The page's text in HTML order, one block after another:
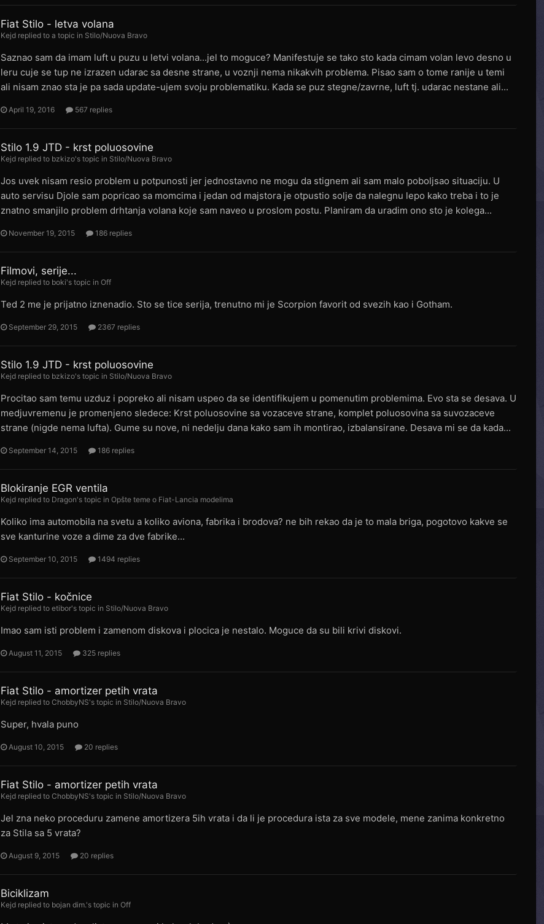
Fiat Stilo - letva volana
Kejd replied to a topic in Stilo/Nuova Bravo
Saznao sam da imam luft u puzu u letvi volana...jel to moguce? Manifestuje se tako sto kada cimam volan levo desno u
leru cuje se tup ne izrazen udarac sa desne strane, u voznji nema nikakvih problema. Pisao sam o tome ranije u temi
ali nisam znao sta je pa sada update-ujem svoju problematiku. Kada se puz stegne/zavrne, luft tj. udarac nestane ali...
April 19, 2016 567 replies
Stilo 1.9 JTD - krst poluosovine
Kejd replied to bzkizo's topic in Stilo/Nuova Bravo
Jos uvek nisam resio problem u potpunosti jer jednostavno ne mogu da stignem ali sam malo poboljsao situaciju. U
auto servisu Djole sam popricao sa momcima i jedan od majstora je otpustio solje da nalegnu lepo kako treba i to je
znatno smanjilo problem drhtanja volana koje sam naveo u proslom postu. Planiram da uradim ono sto je kolega...
November 19, 2015 186 replies
Filmovi, serije...
Kejd replied to boki's topic inOff
Ted 2 me je prijatno iznenadio. Sto se tice serija, trenutno mi je Scorpion favorit od svezih kao i Gotham.
September 29, 2015 2367 replies
Stilo 1.9 JTD - krst poluosovine
Kejd replied to bzkizo's topic in Stilo/Nuova Bravo
Procitao sam temu uzduz i popreko ali nisam uspeo da se identifikujem u pomenutim problemima. Evo sta se desava. U
medjuvremenu je promenjeno sledece: Krst poluosovine sa vozaceve strane, komplet poluosovina sa suvozaceve
strane (nigde nema lufta). Gume su nove, ni nedelju dana kako sam ih montirao, izbalansirane. Desava mi se da kada...
September 14, 2015 186 replies
Blokiranje EGR ventila
Kejd replied to Dragon's topic inOpšte teme o Fiat-Lancia modelima
Koliko ima automobila na svetu a koliko aviona, fabrika i brodova? ne bih rekao da je to mala briga, pogotovo kakve se
sve kanturine voze a dime za dve fabrike...
September 10, 2015 1494 replies
Fiat Stilo - kočnice
Kejd replied toetibor's topic in Stilo/Nuova Bravo
Imao sam isti problem i zamenom diskova i plocica je nestalo. Moguce da su bili krivi diskovi.
August 11, 2015 325 replies
Fiat Stilo - amortizer petih vrata
Kejd replied toChobbyNS's topic in Stilo/Nuova Bravo
Super, hvala puno
August 10, 2015 20 replies
Fiat Stilo - amortizer petih vrata
Kejd replied toChobbyNS's topic in Stilo/Nuova Bravo
Jel zna neko proceduru zamene amortizera 5ih vrata i da li je procedura ista za sve modele, mene zanima konkretno
za Stila sa 5 vrata?
August 9, 2015 20 replies
Biciklizam
Kejd replied to bojan dim.'s topic inOff